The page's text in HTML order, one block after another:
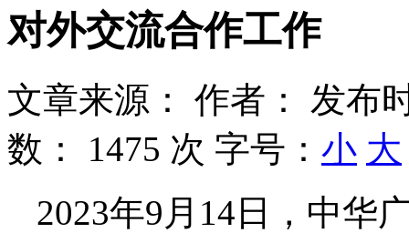
对外交流合作工作
文章来源： 作者：
发布
数： 1475 次 字号： 小 大
2023年9月14日，中华